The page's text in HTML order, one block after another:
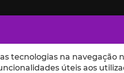
tecnologias na navegação
úteis aos